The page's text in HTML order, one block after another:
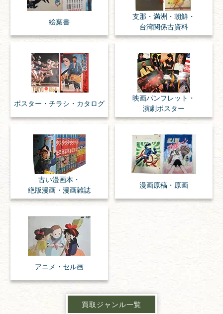
絵葉書
支那・満洲・朝鮮・
台湾関係古資料
ポスター・チラシ・ カタログ
映画パンフレット・
演劇ポスター
古い漫画本・
絶版漫画・漫画雑誌
漫画原稿・ 原画
アニメ・ セル画
買取ジャンル一覧